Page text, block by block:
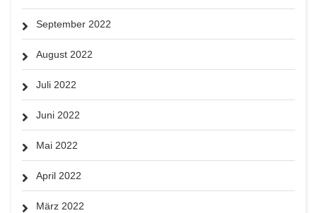
September 2022
August 2022
Juli 2022
Juni 2022
Mai 2022
April 2022
März 2022